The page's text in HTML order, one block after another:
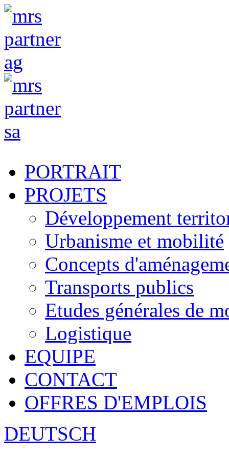
PORTRAIT
PROJETS
Développement
Urbanisme et mobilité
Concepts
Transports publics
Etudes générales de
Logistique
EQUIPE
CONTACT
OFFRES D'EMPLOIS
DEUTSCH